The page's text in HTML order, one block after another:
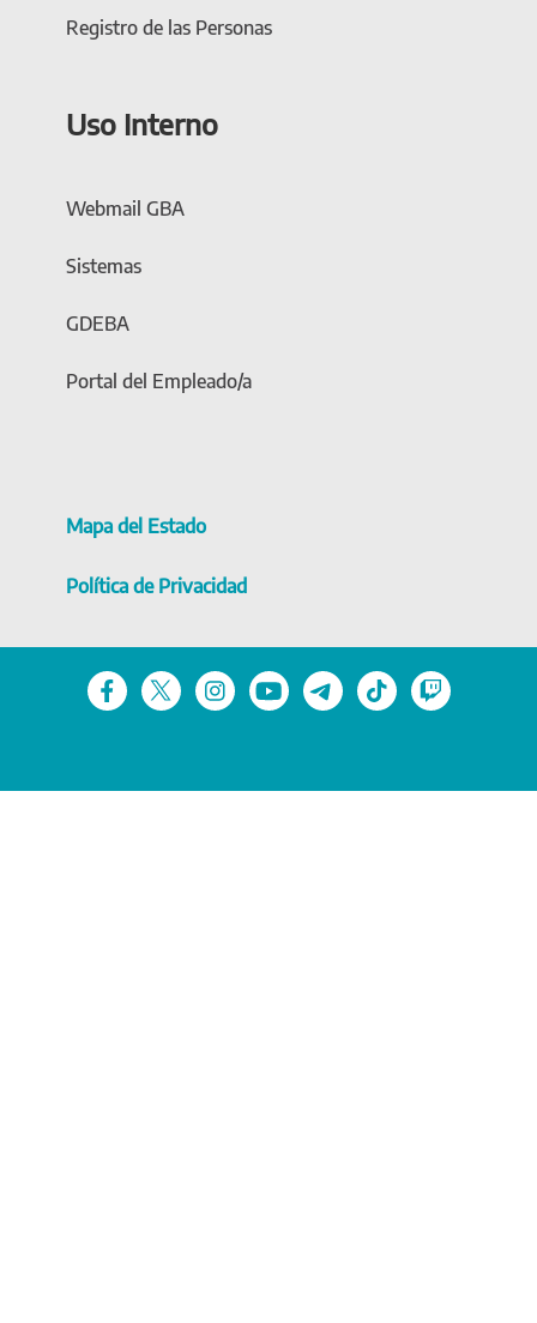
Registro de las Personas
Uso Interno
Webmail GBA
Sistemas
GDEBA
Portal del Empleado/a
Mapa del Estado
Política de Privacidad